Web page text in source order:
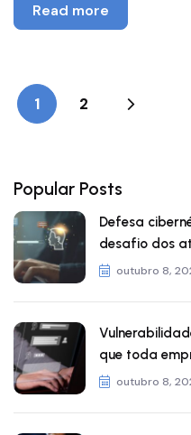
Read more
1 2
Popular Posts
Defesa
desafio dos
outubro 8,
que toda
outubro 8,